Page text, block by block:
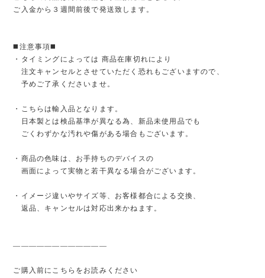
ご入金から３週間前後で発送致します。
◼️注意事項◼️
・タイミングによっては 商品在庫切れにより
注文キャンセルとさせていただく恐れもございますので、
予めご了承くださいませ。
・こちらは輸入品となります。
日本製とは検品基準が異なる為、新品未使用品でも
ごくわずかな汚れや傷がある場合もございます。
・商品の色味は、お手持ちのデバイスの
画面によって実物と若干異なる場合がございます。
・イメージ違いやサイズ等、お客様都合による交換、
返品、キャンセルは対応出来かねます。
————————————
ご購入前にこちらをお読みください